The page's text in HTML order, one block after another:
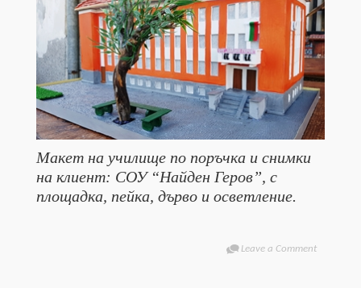
Макет на училище по поръчка и снимки
на клиент: СОУ “Найден Геров”, с
площадка, пейка, дърво и осветление.
Leave a Comment